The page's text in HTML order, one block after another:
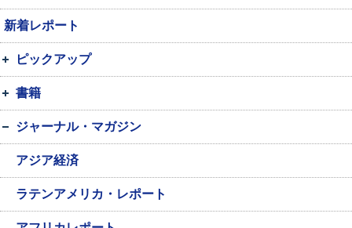
新着レポート
ピックアップ
書籍
ジャーナル・マガジン
アジア経済
ラテンアメリカ・レポート